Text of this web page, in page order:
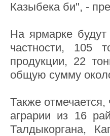
Казыбека би", -
На ярмарке
частности, 105
продукции, 22
общую сумму
Также
аграрии из 16
Талдыкоргана,